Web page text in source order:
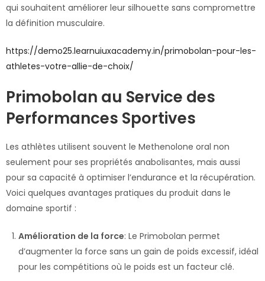
qui souhaitent améliorer leur silhouette sans compromettre
la définition musculaire.
https://demo25.learnuiuxacademy.in/primobolan-pour-les-
athletes-votre-allie-de-choix/
Primobolan au Service des
Performances Sportives
Les athlètes utilisent souvent le Methenolone oral non
seulement pour ses propriétés anabolisantes, mais aussi
pour sa capacité à optimiser l’endurance et la récupération.
Voici quelques avantages pratiques du produit dans le
domaine sportif :
Amélioration de la force: Le Primobolan permet
d’augmenter la force sans un gain de poids excessif, idéal
pour les compétitions où le poids est un facteur clé.